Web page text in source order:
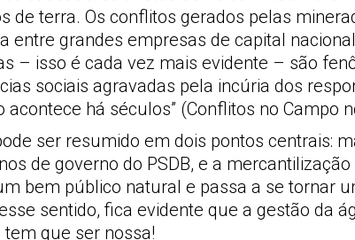
de terra. Os conflitos gerados pelas
entre grandes empresas de capital
– isso é cada vez mais evidente – são
sociais agravadas pela incúria dos
há séculos” (Conflitos no Campo
ser resumido em dois pontos centrais:
de governo do PSDB, e a
bem público natural e passa a se tornar
sentido, fica evidente que a gestão da
que ser nossa!